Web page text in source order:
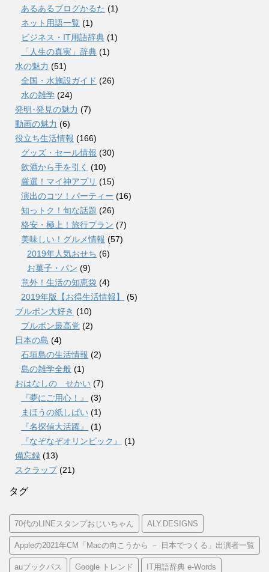
あるあるブログかるた (1)
ネット用語一覧 (1)
ビジネス・IT用語辞典 (1)
「人生の真実」辞典 (1)
水の魅力 (51)
全国・水施設ガイド (26)
水の雑学 (24)
発明･発見の魅力 (7)
動画の魅力 (6)
役立ち生活情報 (166)
グッズ・セール情報 (30)
飲酒から手を引く (10)
厳選！マイ神アプリ (15)
演出のコツ！パーティー (16)
知っトク！旬な話題 (26)
格安・極上！旅行プラン (7)
美味しい！グルメ情報 (57)
2019年人気おせち (6)
お菓子・パン (9)
意外！生活の知恵袋 (4)
2019年版【お得生活情報】
(5)
ブルボン大好き (10)
ブルボン最高党 (2)
日本の島 (4)
石垣島の生活情報 (2)
島の雑学全般 (1)
おはなしの せかい (7)
『夢にご用心！』
(3)
まほうの紙しばい (1)
『名探偵大活躍』
(1)
『なぞなぞオリンピック』
(1)
備忘録 (13)
スクラップ(21)
タグ
70代のLINEスタンプおじいちゃん ALY.DESIGNS
Appleの2021年CM「Macの向こうから － 日本でつくる」出演者一覧
auブックパス Google トレンド IT用語辞典 e-Words